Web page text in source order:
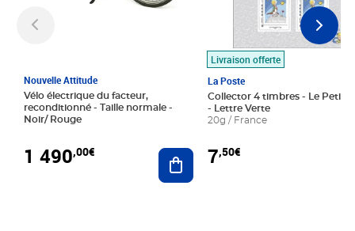
Nouvelle Attitude
Vélo électrique du facteur,
reconditionné - Taille normale -
Noir/ Rouge
1 490,00€ Ajouter au panier
Livraison offerte
La Poste
Collector 4 timbres - Le Petit
- Lettre Verte
20g / France
7,50€